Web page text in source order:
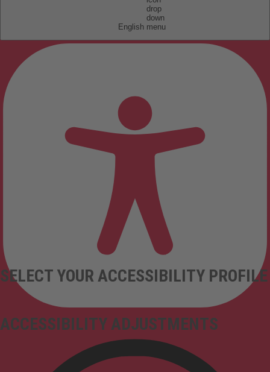
English
ACCESSIBILITY ADJUSTMENTS
SELECT YOUR ACCESSIBILITY PROFILE